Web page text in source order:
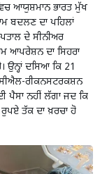
ਆਯੁਸ਼ਮਾਨ ਭਾਰਤ ਮੁੱਖ
ਬਦਲਣ ਦਾ ਪਹਿਲਾਂ
ਦੇ ਸੀਨੀਅਰ
ਆਪਰੇਸ਼ਨ ਦਾ ਸਿਹਰਾ
ਉਨ੍ਹਾਂ ਦਸਿਆ ਕਿ 21
ਰੀਕਨਸਟਰਕਸ਼ਨ
ਪੈਸਾ ਨਹੀਂ ਲੱਗਾ ਜਦ ਕਿ
ਤੱਕ ਦਾ ਖ਼ਰਚਾ ਹੋ